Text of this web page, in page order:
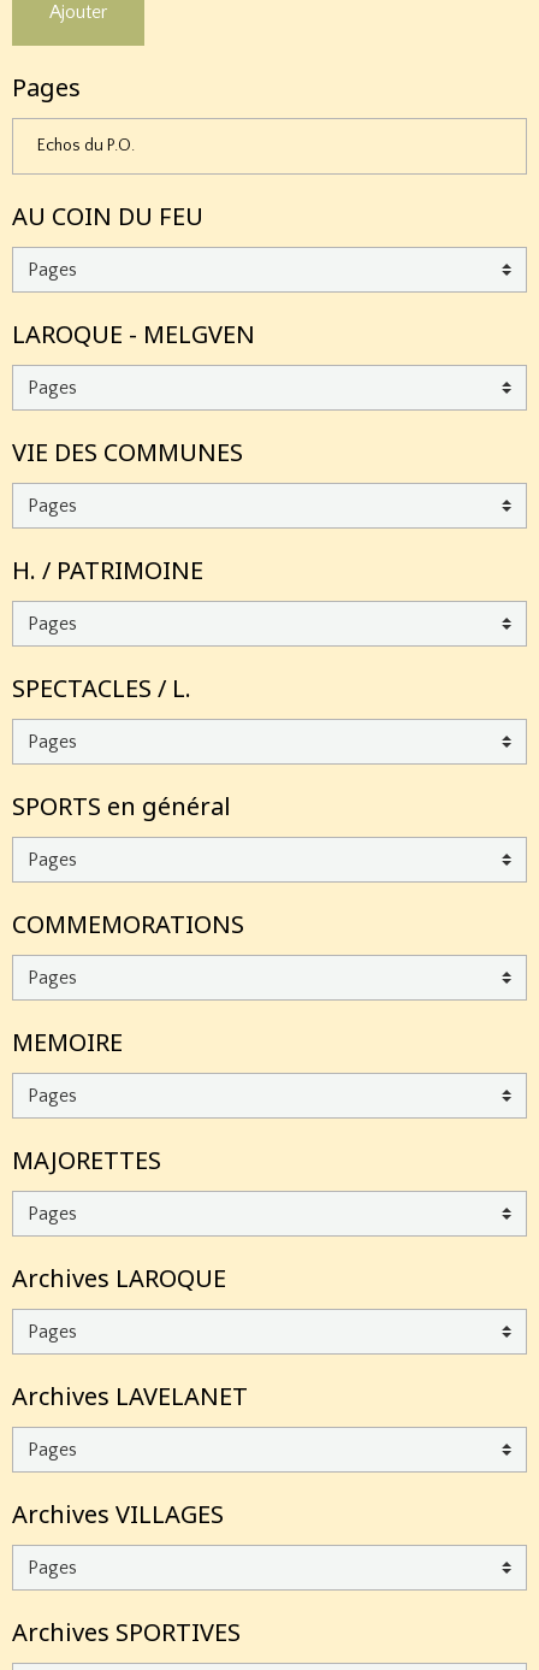
Ajouter
Pages
Echos du P.O.
AU COIN DU FEU
LAROQUE - MELGVEN
VIE DES COMMUNES
H. / PATRIMOINE
SPECTACLES / L.
SPORTS en général
COMMEMORATIONS
MEMOIRE
MAJORETTES
Archives LAROQUE
Archives LAVELANET
Archives VILLAGES
Archives SPORTIVES